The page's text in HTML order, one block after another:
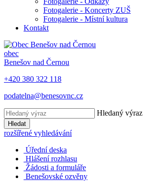
Fotogalerie - Koncerty ZUŠ
Fotogalerie - Místní kultura
Kontakt
obec
Benešov nad Černou
+420 380 322 118
podatelna@benesovnc.cz
Hledaný výraz
Hledat
rozšířené vyhledávání
Úřední deska
Hlášení rozhlasu
Žádosti a formuláře
Benešovské ozvěny